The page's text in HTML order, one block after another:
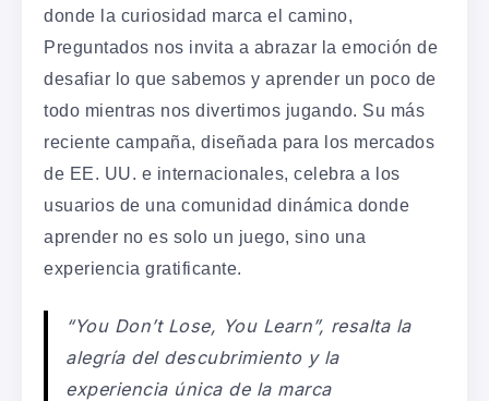
donde la curiosidad marca el camino,
Preguntados nos invita a abrazar la emoción de
desafiar lo que sabemos y aprender un poco de
todo mientras nos divertimos jugando. Su más
reciente campaña, diseñada para los mercados
de EE. UU. e internacionales, celebra a los
usuarios de una comunidad dinámica donde
aprender no es solo un juego, sino una
experiencia gratificante.
“You Don’t Lose, You Learn”, resalta la
alegría del descubrimiento y la
experiencia única de la marca